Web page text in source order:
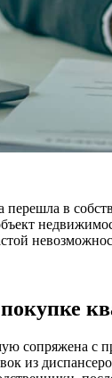
в
сопряжена с
из